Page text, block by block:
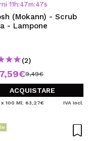
11 h:47m:46s
(Mokann) - Scrub
- Lampone
(2)
7,59€9,49€
ACQUISTARE
100 Ml: 63,27€ IVA Incl.